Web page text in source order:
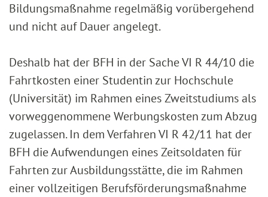
Bildungsmaßnahme regelmäßig vorübergehend
und nicht auf Dauer angelegt.
Deshalb hat der BFH in der Sache VI R 44/10 die
Fahrtkosten einer Studentin zur Hochschule
(Universität) im Rahmen eines Zweitstudiums als
vorweggenommene Werbungskosten zum Abzug
zugelassen. In dem Verfahren VI R 42/11 hat der
BFH die Aufwendungen eines Zeitsoldaten für
Fahrten zur Ausbildungsstätte, die im Rahmen
einer vollzeitigen Berufsförderungsmaßnahme